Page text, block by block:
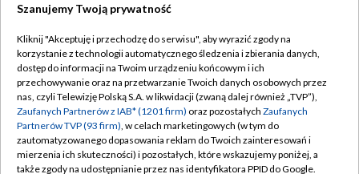
TVP
Abonament TVP
Emisja w TVP
Centrum informacji TVP
Naziemna Telewizja Cyfrowa
Regulamin TVP
Polityka prywatności
Moje zgody
Pomoc
Szanujemy Twoją prywatność
Kliknij "Akceptuję i przechodzę do serwisu", aby wyrazić zgody na
korzystanie z technologii automatycznego śledzenia i zbierania danych,
dostęp do informacji na Twoim urządzeniu końcowym i ich
przechowywanie oraz na przetwarzanie Twoich danych osobowych przez
nas, czyli Telewizję Polską S.A. w likwidacji (zwaną dalej również „TVP”),
Zaufanych Partnerów z IAB* (1201 firm) oraz pozostałych Zaufanych
Partnerów TVP (93 firm), w celach marketingowych (w tym do
zautomatyzowanego dopasowania reklam do Twoich zainteresowań i
mierzenia ich skuteczności) i pozostałych, które wskazujemy poniżej, a
także zgody na udostępnianie przez nas identyfikatora PPID do Google.